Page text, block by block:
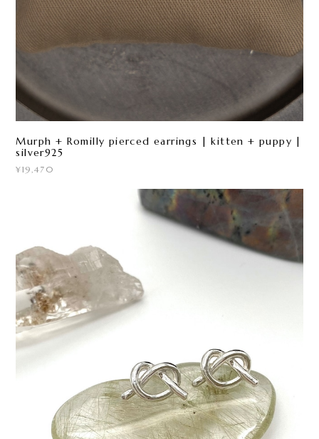
Murph + Romilly pierced earrings | kitten + puppy |
silver925
¥19,470